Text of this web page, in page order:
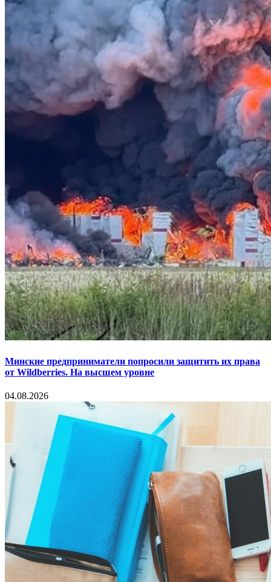
Минские предприниматели попросили защитить их права
от Wildberries. На высшем уровне
04.08.2026